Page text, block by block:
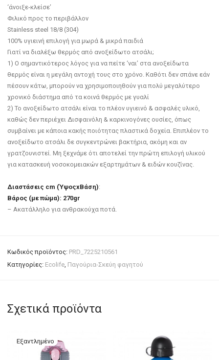
‘άνοιξε-κλείσε’
Φιλικό προς το περιβάλλον
Stainless steel 18/8 (304)
100% υγιεινή επιλογή για μωρά & μικρά παιδιά
Γιατί να διαλέξω θερμός από ανοξείδωτο ατσάλι;
1) O σημαντικότερος λόγος για να πείτε ‘ναι’ στα ανοξείδωτα
θερμός είναι η μεγάλη αντοχή τους στο χρόνο. Καθότι δεν σπάνε εάν
πέσουν κάτω, μπορούν να χρησιμοποιηθούν για πολύ μεγαλύτερο
χρονικό διάστημα από τα κοινά θερμός με γυαλί
2) Το ανοξείδωτο ατσάλι είναι το πλέον υγιεινό & ασφαλές υλικό,
καθώς δεν περιέχει Δισφαινόλη & καρκινογόνες ουσίες, όπως
συμβαίνει με κάποια κακής ποιότητας πλαστικά δοχεία. Επιπλέον το
ανοξείδωτο ατσάλι δε συγκεντρώνει βακτήρια, ακόμη και αν
γρατζουνιστεί. Μη ξεχνάμε ότι αποτελεί την πρώτη επιλογή υλικού
για κατασκευή νοσοκομειακών εξαρτημάτων & ειδών κουζίνας.
Διαστάσεις cm (ΎψοςxΒάση):
Βάρος (με πώμα): 270gr
– Ακατάλληλο για ανθρακούχα ποτά.
Κωδικός προϊόντος: PRD_7225210561
Κατηγορίες: Ecolife, Παγούρια-Σκεύη φαγητού
Σχετικά προϊόντα